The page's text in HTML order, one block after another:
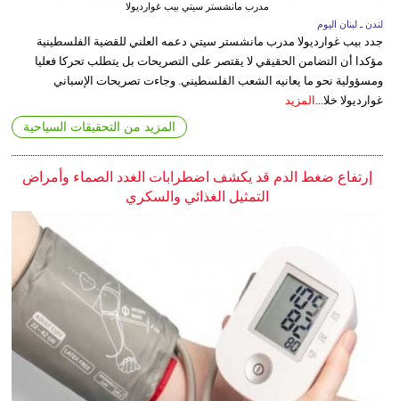
مدرب مانشستر سيتي بيب غوارديولا
لندن ـ لبنان اليوم
جدد بيب غوارديولا مدرب مانشستر سيتي دعمه العلني للقضية الفلسطينية
مؤكدا أن التضامن الحقيقي لا يقتصر على التصريحات بل يتطلب تحركا فعليا
ومسؤولية نحو ما يعانيه الشعب الفلسطيني. وجاءت تصريحات الإسباني
غوارديولا خلا... المزيد
المزيد من التحقيقات السياحية
إرتفاع ضغط الدم قد يكشف اضطرابات الغدد الصماء وأمراض
التمثيل الغذائي والسكري